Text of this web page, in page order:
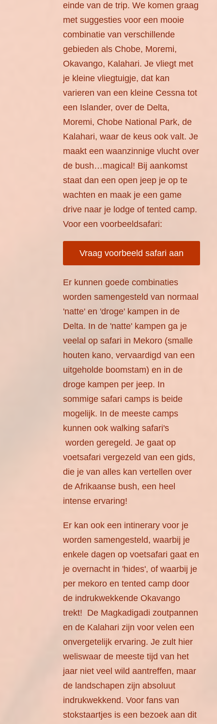
einde van de trip. We komen graag
met suggesties voor een mooie
combinatie van verschillende
gebieden als Chobe, Moremi,
Okavango, Kalahari. Je vliegt met
je kleine vliegtuigje, dat kan
varieren van een kleine Cessna tot
een Islander, over de Delta,
Moremi, Chobe National Park, de
Kalahari, waar de keus ook valt. Je
maakt een waanzinnige vlucht over
de bush…magical! Bij aankomst
staat dan een open jeep je op te
wachten en maak je een game
drive naar je lodge of tented camp.
Voor een voorbeeldsafari:
Vraag voorbeeld safari aan
Er kunnen goede combinaties
worden samengesteld van normaal
'natte' en 'droge' kampen in de
Delta. In de 'natte' kampen ga je
veelal op safari in Mekoro (smalle
houten kano, vervaardigd van een
uitgeholde boomstam) en in de
droge kampen per jeep. In
sommige safari camps is beide
mogelijk. In de meeste camps
kunnen ook walking safari's
worden geregeld. Je gaat op
voetsafari vergezeld van een gids,
die je van alles kan vertellen over
de Afrikaanse bush, een heel
intense ervaring!
Er kan ook een intinerary voor je
worden samengesteld, waarbij je
enkele dagen op voetsafari gaat en
je overnacht in 'hides', of waarbij je
per mekoro en tented camp door
de indrukwekkende Okavango
trekt! De Magkadigadi zoutpannen
en de Kalahari zijn voor velen een
onvergetelijk ervaring. Je zult hier
weliswaar de meeste tijd van het
jaar niet veel wild aantreffen, maar
de landschapen zijn absoluut
indrukwekkend. Voor fans van
stokstaartjes is een bezoek aan dit